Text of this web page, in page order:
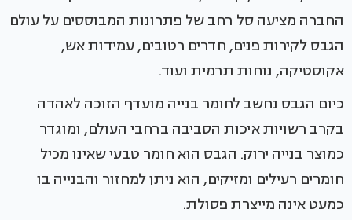
החברה מציעה סל רחב של פתרונות המבוססים על עולם
הגבס לקירות פנים, חדרים רטובים, עמידות אש,
אקוסטיקה, נוחות תרמית ועוד.
כיום הגבס נחשב לחומר בנייה מועדף הזוכה לאהדה
בקרב רשויות איכות הסביבה ברחבי העולם, ומוגדר
כמוצר בנייה ירוק. הגבס הוא חומר טבעי שאינו מכיל
חומרים רעילים ומזיקים, הוא ניתן למחזור והבנייה בו
כמעט אינה מייצרת פסולת.